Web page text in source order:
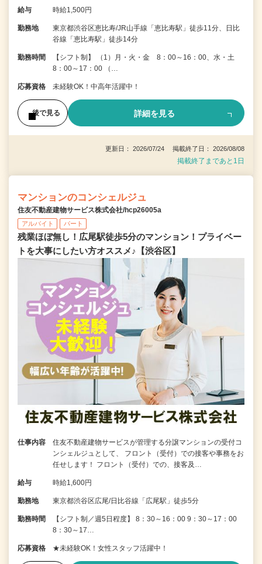
給与 時給1,500円
勤務地
東京都渋谷区恵比寿/JR山手線「恵比寿駅」徒歩11分、日比
谷線「恵比寿駅」徒歩14分
勤務時間
【シフト制】 （1）月・火・金 8：00～16：00、水・土
8：00～17：00 （…
応募資格 未経験OK！中高年活躍中！
後で見る 詳細を見る
更新日： 2026/07/24 掲載終了日： 2026/08/08
掲載終了まであと1日
マンションのコンシェルジュ
住友不動産建物サービス株式会社/hcp26005a
アルバイト パート
残業ほぼ無し！広尾駅徒歩5分のマンション！プライベー
トを大事にしたい方オススメ♪【渋谷区】
仕事内容
住友不動産建物サービスが管理する分譲マンションの受付コ
ンシェルジュとして、 フロント（受付）での接客や事務をお
任せします！ フロント（受付）での、接客及…
給与 時給1,600円
勤務地 東京都渋谷区広尾/日比谷線「広尾駅」徒歩5分
勤務時間
【シフト制／週5日程度】 8：30～16：00 9：30～17：00
8：30～17…
応募資格 ★未経験OK！女性スタッフ活躍中！